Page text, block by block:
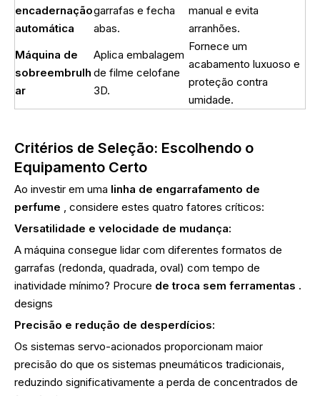
encadernação
automática
garrafas e fecha
abas.
manual e evita
arranhões.
Máquina de
sobreembrulh
ar
Aplica embalagem
de filme celofane
3D.
Fornece um
acabamento luxuoso e
proteção contra
umidade.
Critérios de Seleção: Escolhendo o
Equipamento Certo
Ao investir em uma linha de engarrafamento de
perfume , considere estes quatro fatores críticos:
Versatilidade e velocidade de mudança:
A máquina consegue lidar com diferentes formatos de
garrafas (redonda, quadrada, oval) com tempo de
inatividade mínimo? Procure de troca sem ferramentas .
designs
Precisão e redução de desperdícios:
Os sistemas servo-acionados proporcionam maior
precisão do que os sistemas pneumáticos tradicionais,
reduzindo significativamente a perda de concentrados de